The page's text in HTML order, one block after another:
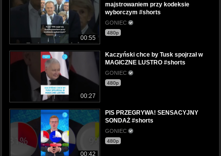
00:55
majstrowaniem przy kodeksie
wyborczym #shorts
GONIEC
480p
00:27
Kaczyński chce by Tusk spojrzał w
MAGICZNE LUSTRO #shorts
GONIEC
480p
00:42
PIS PRZEGRYWA! SENSACYJNY
SONDAŻ #shorts
GONIEC
480p